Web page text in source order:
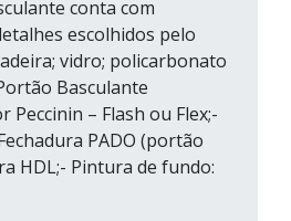
conta com
escolhidos pelo
vidro; policarbonato
Basculante
Peccinin – Flash ou Flex;-
PADO (portão
HDL;- Pintura de fundo: